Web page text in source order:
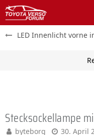
LED Innenlicht vorne
Stecksockellampe
byteborg 30. April